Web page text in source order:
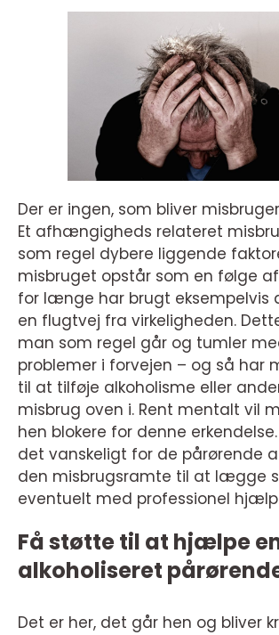
Der er ingen, som bliver
Et afhængigheds relateret
som regel dybere liggende
misbruget opstår som en følge
for længe har brugt eksempelvis
en flugtvej fra virkeligheden.
man som regel går og tumler
problemer i forvejen – og så har
til at tilføje alkoholisme eller
misbrug oven i. Rent mentalt vil
hen blokere for denne
det vanskeligt for de pårørende
den misbrugsramte til at lægge
eventuelt med professionel
Få støtte til at hjælpe
alkoholiseret
Det er her, det går hen og bliver